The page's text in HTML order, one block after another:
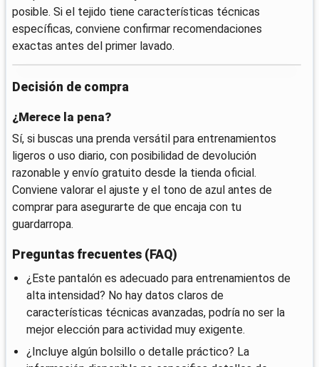
posible. Si el tejido tiene características técnicas
específicas, conviene confirmar recomendaciones
exactas antes del primer lavado.
Decisión de compra
¿Merece la pena?
Sí, si buscas una prenda versátil para entrenamientos
ligeros o uso diario, con posibilidad de devolución
razonable y envío gratuito desde la tienda oficial.
Conviene valorar el ajuste y el tono de azul antes de
comprar para asegurarte de que encaja con tu
guardarropa.
Preguntas frecuentes (FAQ)
¿Este pantalón es adecuado para entrenamientos de
alta intensidad? No hay datos claros de
características técnicas avanzadas, podría no ser la
mejor elección para actividad muy exigente.
¿Incluye algún bolsillo o detalle práctico? La